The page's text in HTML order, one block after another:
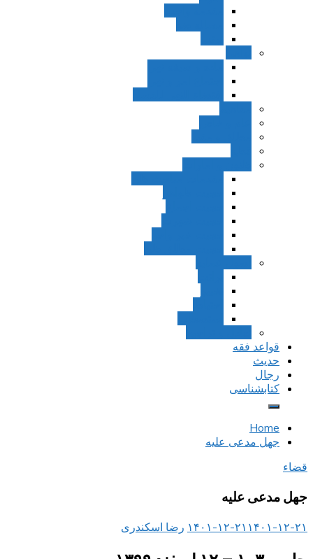
قواعد فقه
حدیث
رجال
کتابشناسی
Home
جهل مدعی علیه
قضاء
جهل مدعی علیه
۱۴۰۱-۱۲-۲۱ ۱۴۰۱-۱۲-۲۱ رضا اسکندری